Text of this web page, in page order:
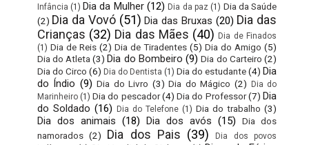
Infância (1) Dia da Mulher (12) Dia da paz (1) Dia da Saúde
(2) Dia da Vovó (51) Dia das Bruxas (20) Dia das
Crianças (32) Dia das Mães (40) Dia de Finados
(1) Dia de Reis (2) Dia de Tiradentes (5) Dia do Amigo (5)
Dia do Atleta (3) Dia do Bombeiro (9) Dia do Carteiro (2)
Dia do Circo (6) Dia do Dentista (1) Dia do estudante(4) Dia
do Índio (9) Dia do Livro (3) Dia do Mágico (2)
Dia do
Marinheiro (1) Dia do pescador (4) Dia do Professor (7) Dia
do Soldado (16) Dia do Telefone (1) Dia do trabalho (3)
Dia dos animais (18) Dia dos avós (15)
Dia dos
namorados (2) Dia dos Pais (39)
Dia dos povos